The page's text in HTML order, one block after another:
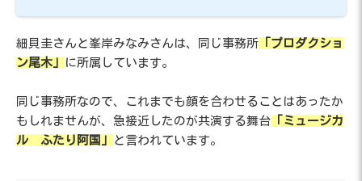
細貝圭さんと峯岸みなみさんは、同じ事務所 「プロダクショ
ン尾木」
に所属しています。
同じ事務所なので、これまでも顔を合わせることはあったか
もしれませんが、急接近したのが共演する舞台 「ミュージカ
ル ふたり阿国」
と言われています。